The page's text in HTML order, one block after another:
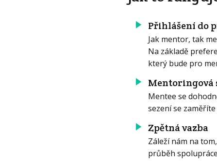
Přihlášení do
Jak mentor, tak
Na základě
který bude pro
Mentoringová
Mentee se
sezení se
Zpětná vazba
Záleží nám na
průběh